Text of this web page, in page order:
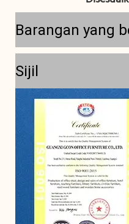
Barangan yang
Sijil